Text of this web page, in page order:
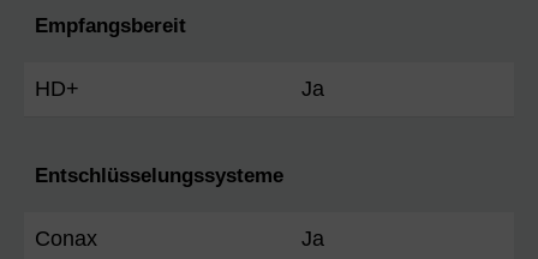
Empfangsbereit
HD+ Ja
Entschlüsselungssysteme
Conax Ja